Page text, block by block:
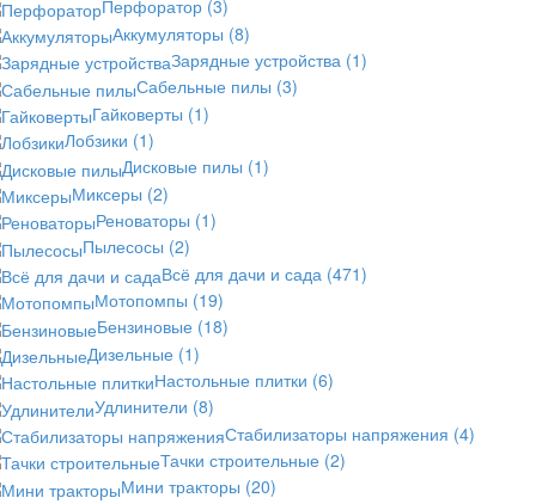
Перфоратор (3)
Аккумуляторы (8)
Зарядные устройства (1)
Сабельные пилы (3)
Гайковерты (1)
Лобзики (1)
Дисковые пилы (1)
Миксеры (2)
Реноваторы (1)
Пылесосы (2)
Всё для дачи и сада (471)
Мотопомпы (19)
Бензиновые (18)
Дизельные (1)
Настольные плитки (6)
Удлинители (8)
Стабилизаторы напряжения (4)
Тачки строительные (2)
Мини тракторы (20)